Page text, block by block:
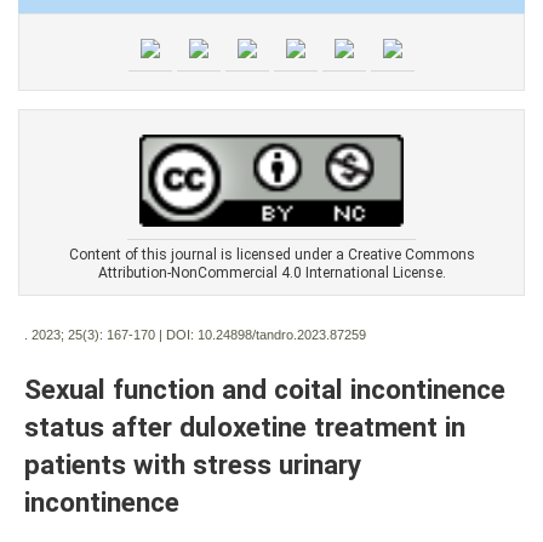
Content of this journal is licensed under a Creative Commons
Attribution-NonCommercial 4.0 International License.
. 2023; 25(3): 167-170 | DOI: 10.24898/tandro.2023.87259
Sexual function and coital incontinence
status after duloxetine treatment in
patients with stress urinary
incontinence